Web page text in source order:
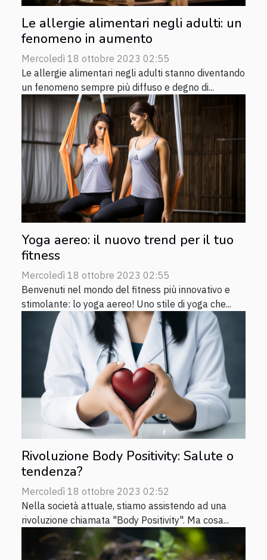
Le allergie alimentari negli adulti: un
fenomeno in aumento
Mercoledì 18 ottobre 2023 02:55
Le allergie alimentari negli adulti stanno diventando
un fenomeno sempre più diffuso e degno di...
Yoga aereo: il nuovo trend per il tuo
fitness
Mercoledì 18 ottobre 2023 02:55
Benvenuti nel mondo del fitness più innovativo e
stimolante: lo yoga aereo! Uno stile di yoga che...
Rivoluzione Body Positivity: Salute o
tendenza?
Mercoledì 18 ottobre 2023 02:52
Nella società attuale, stiamo assistendo ad una
rivoluzione chiamata "Body Positivity". Ma cosa...